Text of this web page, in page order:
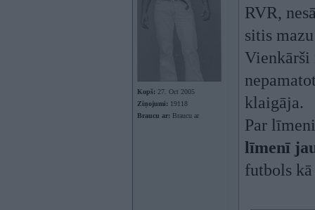
Kopš: 27. Oct 2005
Ziņojumi: 19118
Braucu ar: Braucu ar
RVR,
sitis
Vienkārši
klaigāja.
Par
līmenī
futbols